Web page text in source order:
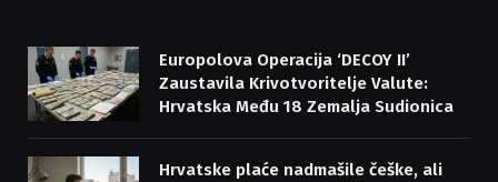
Europolova Operacija ‘DECOY II’
Zaustavila Krivotvoritelje Valute:
Hrvatska Među 18 Zemalja Sudionica
Hrvatske plaće nadmašile češke, ali